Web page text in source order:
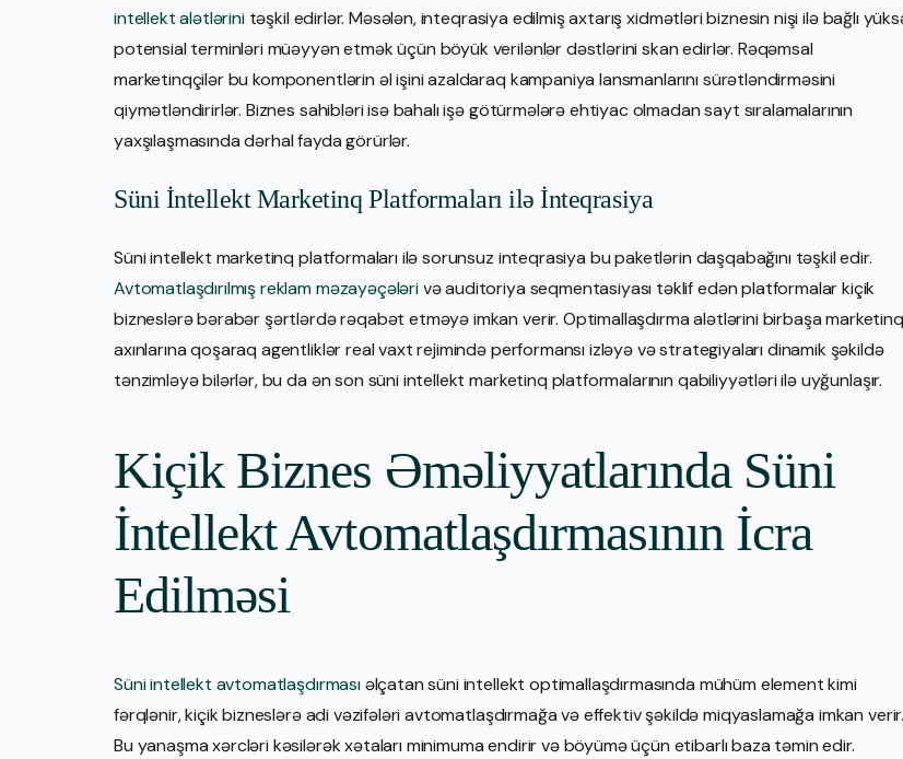
intellekt alətlərinitəşkil edirlər. Məsələn, inteqrasiya edilmiş axtarış xidmətləri biznesin nişi ilə bağlı
potensial terminləri müəyyən etmək üçün böyük verilənlər dəstlərini skan edirlər. Rəqəmsal
marketinqçilər bu komponentlərin əl işini azaldaraq kampaniya lansmanlarını sürətləndirməsini
qiymətləndirirlər. Biznes sahibləri isə bahalı işə götürmələrə ehtiyac olmadan sayt sıralamalarının
yaxşılaşmasında dərhal fayda görürlər.
Süni İntellekt Marketinq Platformaları ilə İnteqrasiya
Süni intellekt marketinq platformaları ilə sorunsuz inteqrasiya bu paketlərin daşqabağını təşkil edir.
Avtomatlaşdırılmış reklam məzayəçələrivə auditoriya seqmentasiyası təklif edən platformalar kiçik
bizneslərə bərabər şərtlərdə rəqabət etməyə imkan verir. Optimallaşdırma alətlərini birbaşa
axınlarına qoşaraq agentliklər real vaxt rejimində performansı izləyə və strategiyaları dinamik şəkildə
tənzimləyə bilərlər, bu da ən son süni intellekt marketinq platformalarının qabiliyyətləri ilə uyğunlaşır.
Kiçik Biznes Əməliyyatlarında Süni
İntellekt Avtomatlaşdırmasının İcra
Edilməsi
Süni intellekt avtomatlaşdırmasıəlçatan süni intellekt optimallaşdırmasında mühüm element kimi
fərqlənir, kiçik bizneslərə adi vəzifələri avtomatlaşdırmağa və effektiv şəkildə miqyaslamağa imkan verir.
Bu yanaşma xərcləri kəsilərək xətaları minimuma endirir və böyümə üçün etibarlı baza təmin edir.